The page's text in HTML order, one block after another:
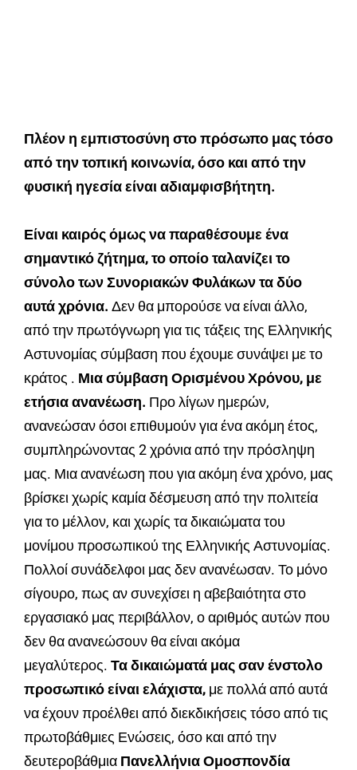
Πλέον η εμπιστοσύνη στο πρόσωπο μας τόσο
από την τοπική κοινωνία, όσο και από την
φυσική ηγεσία είναι αδιαμφισβήτητη.
Είναι καιρός όμως να παραθέσουμε ένα
σημαντικό ζήτημα, το οποίο ταλανίζει το
σύνολο των Συνοριακών Φυλάκων τα δύο
αυτά χρόνια. Δεν θα μπορούσε να είναι άλλο,
από την πρωτόγνωρη για τις τάξεις της Ελληνικής
Αστυνομίας σύμβαση που έχουμε συνάψει με το
κράτος . Μια σύμβαση Ορισμένου Χρόνου, με
ετήσια ανανέωση. Προ λίγων ημερών,
ανανεώσαν όσοι επιθυμούν για ένα ακόμη έτος,
συμπληρώνοντας 2 χρόνια από την πρόσληψη
μας. Μια ανανέωση που για ακόμη ένα χρόνο, μας
βρίσκει χωρίς καμία δέσμευση από την πολιτεία
για το μέλλον, και χωρίς τα δικαιώματα του
μονίμου προσωπικού της Ελληνικής Αστυνομίας.
Πολλοί συνάδελφοι μας δεν ανανέωσαν. Το μόνο
σίγουρο, πως αν συνεχίσει η αβεβαιότητα στο
εργασιακό μας περιβάλλον, ο αριθμός αυτών που
δεν θα ανανεώσουν θα είναι ακόμα
μεγαλύτερος. Τα δικαιώματά μας σαν ένστολο
προσωπικό είναι ελάχιστα, με πολλά από αυτά
να έχουν προέλθει από διεκδικήσεις τόσο από τις
πρωτοβάθμιες Ενώσεις, όσο και από την
δευτεροβάθμια Πανελλήνια Ομοσπονδία